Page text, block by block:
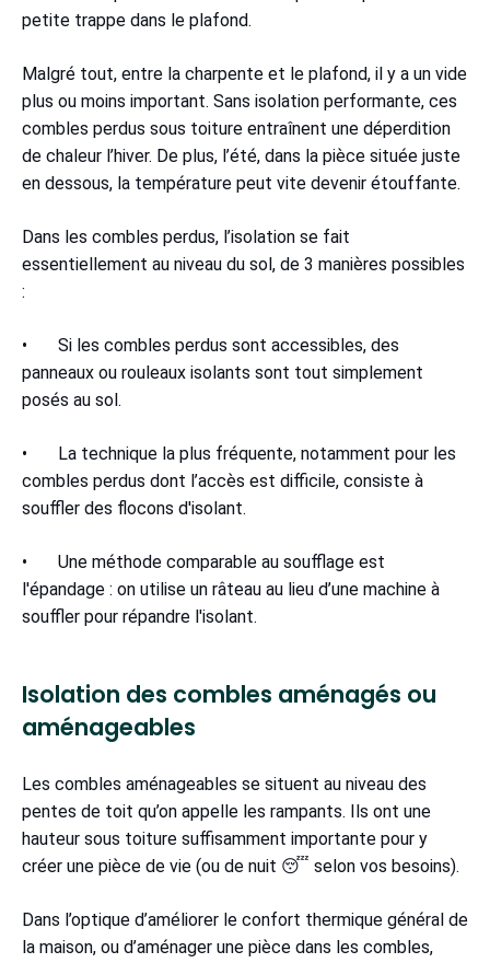
petite trappe dans le plafond.
Malgré tout, entre la charpente et le plafond, il y a un vide
plus ou moins important. Sans isolation performante, ces
combles perdus sous toiture entraînent une déperdition
de chaleur l’hiver. De plus, l’été, dans la pièce située juste
en dessous, la température peut vite devenir étouffante.
Dans les combles perdus, l’isolation se fait
essentiellement au niveau du sol, de 3 manières possibles
:
• Si les combles perdus sont accessibles, des
panneaux ou rouleaux isolants sont tout simplement
posés au sol.
• La technique la plus fréquente, notamment pour les
combles perdus dont l’accès est difficile, consiste à
souffler des flocons d'isolant.
• Une méthode comparable au soufflage est
l'épandage : on utilise un râteau au lieu d’une machine à
souffler pour répandre l'isolant.
Isolation des combles aménagés ou
aménageables
Les combles aménageables se situent au niveau des
pentes de toit qu’on appelle les rampants. Ils ont une
hauteur sous toiture suffisamment importante pour y
créer une pièce de vie (ou de nuit 😴 selon vos besoins).
Dans l’optique d’améliorer le confort thermique général de
la maison, ou d’aménager une pièce dans les combles,